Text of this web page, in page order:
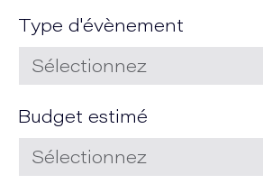
Type d'évènement
Budget estimé